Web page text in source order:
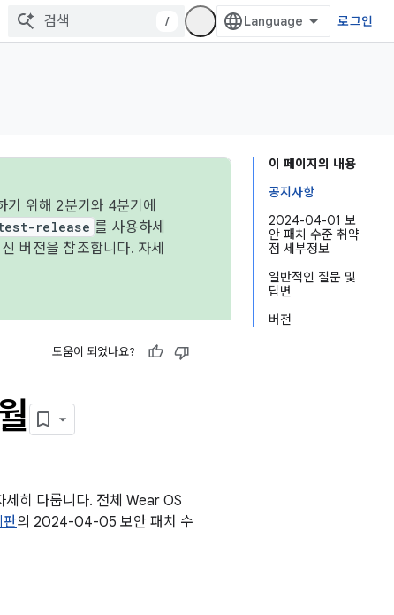
/ 로그인
이 페이지의 내용
공지사항
2024-04-01 보
안 패치 수준 취약
점 세부정보
일반적인 질문 및
답변
버전
위해 2분기와 4분기에
release 를 사용하세
버전을 참조합니다. 자세
도움이 되었나요?
히 다룹니다. 전체 Wear OS
의 2024-04-05 보안 패치 수